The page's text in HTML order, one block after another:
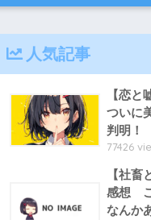
人気記事
【恋
ついに
判明！
77426
【社畜
感想
なんか